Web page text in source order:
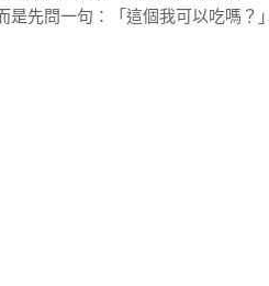
先問一句：「這個我可以吃嗎？」